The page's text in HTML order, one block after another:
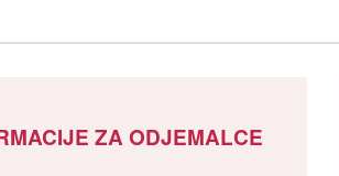
ZA ODJEMALCE